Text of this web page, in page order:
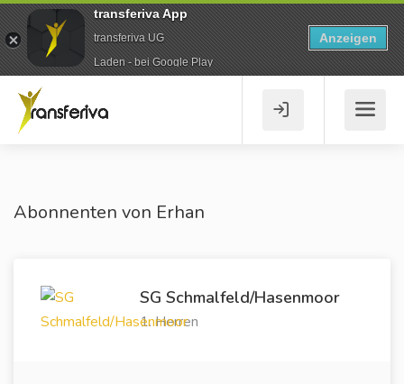
Abonnenten von Erhan
SG Schmalfeld/Hasenmoor
1. Herren
transferiva App
transferiva UG
Laden - bei Google Play
Anzeigen